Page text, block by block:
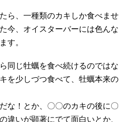
ら、一種類のカキしか食べませ
今、オイスターバーには色んな
す。
同じ牡蠣を食べ続けるのではな
を少しづつ食べて、牡蠣本来の
な！とか、〇〇のカキの後に〇
違いが顕著にでて面白いとか、